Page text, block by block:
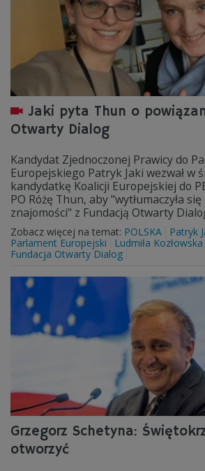
Jaki pyta Thun o
Otwarty Dialog
Kandydat Zjednoczonej Prawicy do
Europejskiego Patryk Jaki wezwał w
kandydatkę Koalicji Europejskiej do
PO Różę Thun, aby "wytłumaczyła
znajomości" z Fundacją Otwarty
Zobacz więcej na temat: POLSKA
Patryk
Parlament Europejski
Ludmiła Kozłowska
Fundacja Otwarty Dialog
Grzegorz Schetyna:
otworzyć